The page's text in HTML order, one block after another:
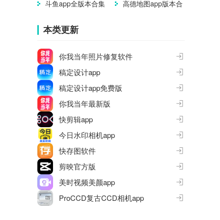
斗鱼app全版本合集
高德地图app版本合
本类更新
你我当年照片修复软件
稿定设计app
稿定设计app免费版
你我当年最新版
快剪辑app
今日水印相机app
快存图软件
剪映官方版
美时视频美颜app
ProCCD复古CCD相机app